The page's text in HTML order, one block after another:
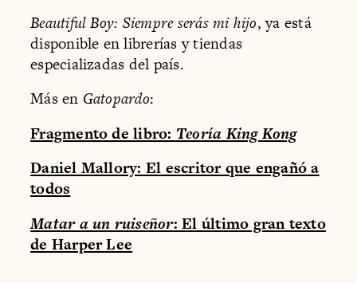
Beautiful Boy: Siempre serás mi hijo, ya está
disponible en librerías y tiendas
especializadas del país.
Más en Gatopardo:
Fragmento de libro: Teoría King Kong
Daniel Mallory: El escritor que engañó a
todos
Matar a un ruiseñor: El último gran texto
de Harper Lee